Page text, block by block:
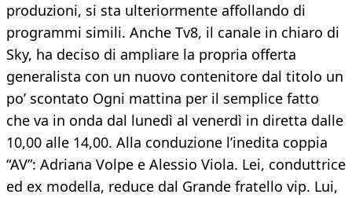
produzioni, si sta ulteriormente affollando di
programmi simili. Anche Tv8, il canale in chiaro di
Sky, ha deciso di ampliare la propria offerta
generalista con un nuovo contenitore dal titolo un
po’ scontato Ogni mattina per il semplice fatto
che va in onda dal lunedì al venerdì in diretta dalle
10,00 alle 14,00. Alla conduzione l’inedita coppia
“AV”: Adriana Volpe e Alessio Viola. Lei, conduttrice
ed ex modella, reduce dal Grande fratello vip. Lui,